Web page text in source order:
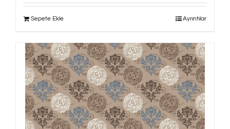
Sepete Ekle Ayrıntılar